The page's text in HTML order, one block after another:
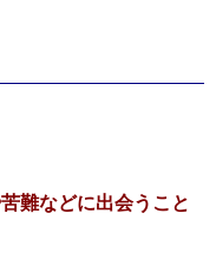
難などに出会うこと